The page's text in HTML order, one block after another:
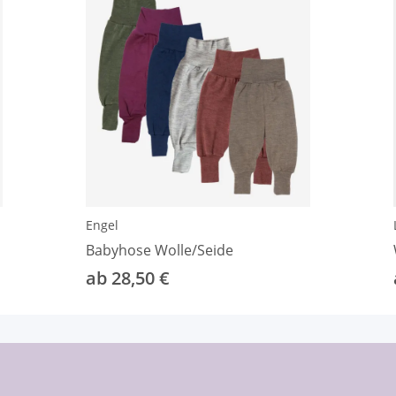
Engel
Babyhose Wolle/Seide
ab 28,50 €